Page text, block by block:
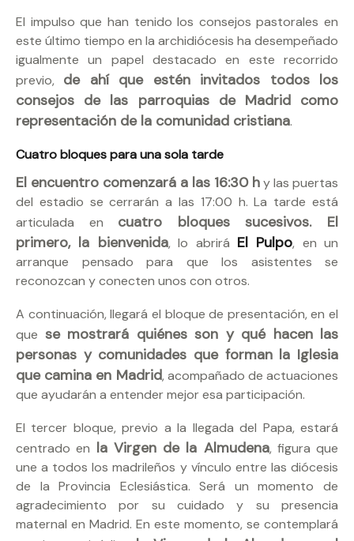
El impulso que han tenido los consejos pastorales en
este último tiempo en la archidiócesis ha desempeñado
igualmente un papel destacado en este recorrido
previo, de ahí que estén invitados todos los
consejos de las parroquias de Madrid como
representación de la comunidad cristiana.
Cuatro bloques para una sola tarde
El encuentro comenzará a las 16:30 hy las puertas
del estadio se cerrarán a las 17:00 h. La tarde está
articulada en cuatro bloques sucesivos. El
primero, la bienvenida, lo abrirá El Pulpo, en un
arranque pensado para que los asistentes se
reconozcan y conecten unos con otros.
A continuación, llegará el bloque de presentación, en el
que se mostrará quiénes son y qué hacen las
personas y comunidades que forman la Iglesia
que camina en Madrid, acompañado de actuaciones
que ayudarán a entender mejor esa participación.
El tercer bloque, previo a la llegada del Papa, estará
centrado en la Virgen de la Almudena, figura que
une a todos los madrileños y vínculo entre las diócesis
de la Provincia Eclesiástica. Será un momento de
agradecimiento por su cuidado y su presencia
maternal en Madrid. En este momento, se contemplará